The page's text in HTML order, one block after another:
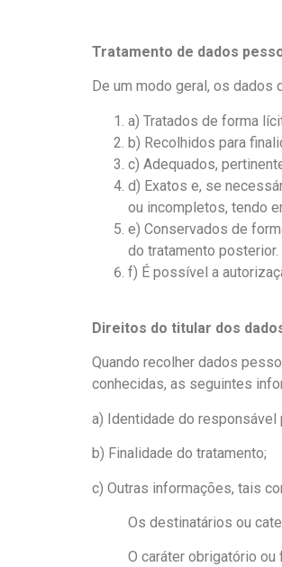
Tratamento de dados
De um modo geral, os dados
a) Tratados de forma
b) Recolhidos para
c) Adequados,
d) Exatos e, se
ou incompletos, tendo
e) Conservados de
do tratamento posterior.
f) É possível a
Direitos do titular dos
Quando recolher dados
conhecidas, as seguintes
a) Identidade do
b) Finalidade do tratamento;
c) Outras informações, tais
Os destinatários ou
O caráter obrigatório